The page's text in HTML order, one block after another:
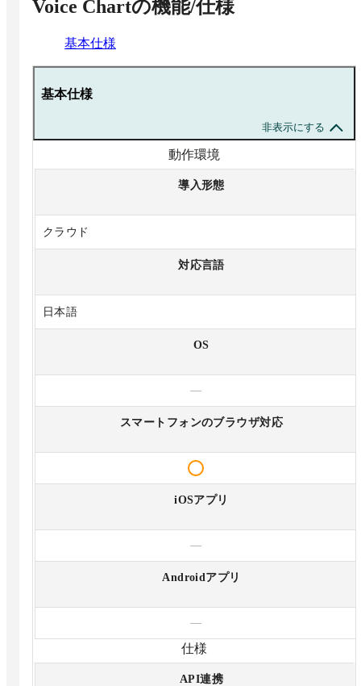
Voice Chartの機能/仕様
基本仕様
基本仕様
非表示にする
動作環境
導入形態
クラウド
対応言語
日本語
OS
—
スマートフォンのブラウザ対応
iOSアプリ
—
Androidアプリ
—
仕様
API連携